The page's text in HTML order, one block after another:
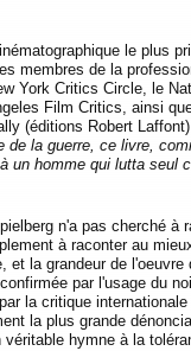
le plus
membres de la
York Critics Circle, le
Film Critics, ainsi
(éditions Robert
la guerre, ce livre,
un homme qui lutta seul
n'a pas cherché à
à raconter au
et la grandeur de
par l'usage du
la critique
la plus grande
véritable hymne à la